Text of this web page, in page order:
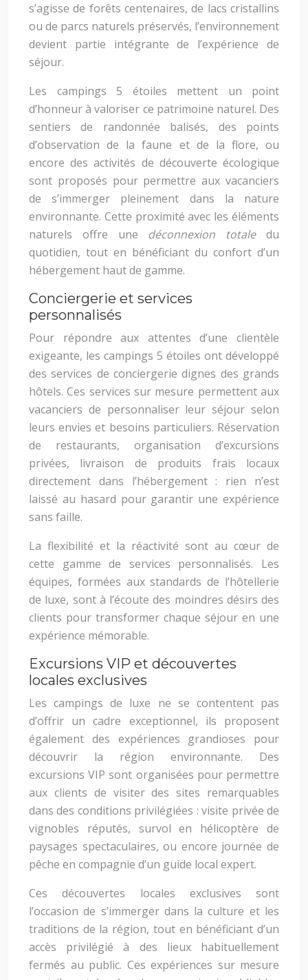
s’agisse de forêts centenaires, de lacs cristallins
ou de parcs naturels préservés, l’environnement
devient partie intégrante de l’expérience de
séjour.
Les campings 5 étoiles mettent un point
d’honneur à valoriser ce patrimoine naturel. Des
sentiers de randonnée balisés, des points
d’observation de la faune et de la flore, ou
encore des activités de découverte écologique
sont proposés pour permettre aux vacanciers
de s’immerger pleinement dans la nature
environnante. Cette proximité avec les éléments
naturels offre une déconnexion totaledu
quotidien, tout en bénéficiant du confort d’un
hébergement haut de gamme.
Conciergerie et services
personnalisés
Pour répondre aux attentes d’une clientèle
exigeante, les campings 5 étoiles ont développé
des services de conciergerie dignes des grands
hôtels. Ces services sur mesure permettent aux
vacanciers de personnaliser leur séjour selon
leurs envies et besoins particuliers. Réservation
de restaurants, organisation d’excursions
privées, livraison de produits frais locaux
directement dans l’hébergement : rien n’est
laissé au hasard pour garantir une expérience
sans faille.
La flexibilité et la réactivité sont au cœur de
cette gamme de services personnalisés. Les
équipes, formées aux standards de l’hôtellerie
de luxe, sont à l’écoute des moindres désirs des
clients pour transformer chaque séjour en une
expérience mémorable.
Excursions VIP et découvertes
locales exclusives
Les campings de luxe ne se contentent pas
d’offrir un cadre exceptionnel, ils proposent
également des expériences grandioses pour
découvrir la région environnante. Des
excursions VIP sont organisées pour permettre
aux clients de visiter des sites remarquables
dans des conditions privilégiées : visite privée de
vignobles réputés, survol en hélicoptère de
paysages spectaculaires, ou encore journée de
pêche en compagnie d’un guide local expert.
Ces découvertes locales exclusives sont
l’occasion de s’immerger dans la culture et les
traditions de la région, tout en bénéficiant d’un
accès privilégié à des lieux habituellement
fermés au public. Ces expériences sur mesure